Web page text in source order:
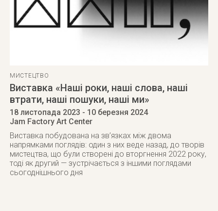
МИСТЕЦТВО
Виставка «Наші роки, наші слова, наші
втрати, наші пошуки, наші ми»
18 листопада 2023 - 10 березня 2024
Jam Factory Art Center
Виставка побудована на зв’язках між двома
напрямками поглядів: один з них веде назад, до творів
мистецтва, що були створені до вторгнення 2022 року,
тоді як другий — зустрічається з іншими поглядами
сьогоднішнього дня